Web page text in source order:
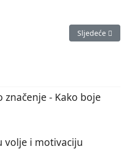
za upoznavanje novih ljudi i
Sljedeći
Sljedeće
- Kako boje
volje i motivaciju